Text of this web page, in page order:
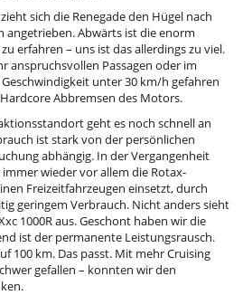
sich die Renegade den Hügel nach
angetrieben. Abwärts ist die enorm
erfahren – uns ist das allerdings zu viel.
anspruchsvollen Passagen oder im
unter 30 km/h gefahren
Abbremsen des Motors.
geht es noch schnell an
ist stark von der persönlichen
abhängig. In der Vergangenheit
wieder vor allem die Rotax-
Freizeitfahrzeugen einsetzt, durch
geringem Verbrauch. Nicht anders sieht
1000R aus. Geschont haben wir die
ist der permanente Leistungsrausch.
100 km. Das passt. Mit mehr Cruising
gefallen – konnten wir den